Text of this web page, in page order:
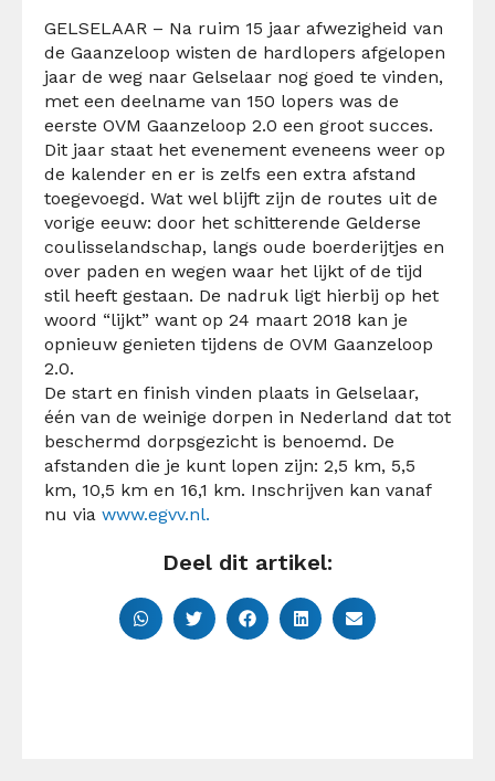
GELSELAAR – Na ruim 15 jaar afwezigheid van
de Gaanzeloop wisten de hardlopers afgelopen
jaar de weg naar Gelselaar nog goed te vinden,
met een deelname van 150 lopers was de
eerste OVM Gaanzeloop 2.0 een groot succes.
Dit jaar staat het evenement eveneens weer op
de kalender en er is zelfs een extra afstand
toegevoegd. Wat wel blijft zijn de routes uit de
vorige eeuw: door het schitterende Gelderse
coulisselandschap, langs oude boerderijtjes en
over paden en wegen waar het lijkt of de tijd
stil heeft gestaan. De nadruk ligt hierbij op het
woord “lijkt” want op 24 maart 2018 kan je
opnieuw genieten tijdens de OVM Gaanzeloop
2.0.
De start en finish vinden plaats in Gelselaar,
één van de weinige dorpen in Nederland dat tot
beschermd dorpsgezicht is benoemd. De
afstanden die je kunt lopen zijn: 2,5 km, 5,5
km, 10,5 km en 16,1 km. Inschrijven kan vanaf
nu via www.egvv.nl.
Deel dit artikel: